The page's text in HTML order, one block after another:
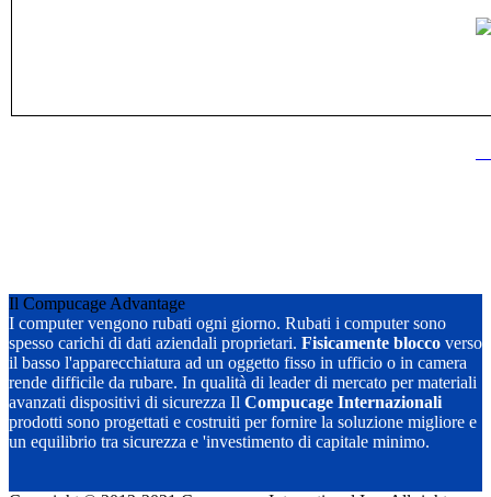
Il Compucage Advantage
I computer vengono rubati ogni giorno. Rubati i computer sono
spesso carichi di dati aziendali proprietari. Fisicamente blocco verso
il basso l'apparecchiatura ad un oggetto fisso in ufficio o in camera
rende difficile da rubare. In qualità di leader di mercato per materiali
avanzati dispositivi di sicurezza Il Compucage Internazionali
prodotti sono progettati e costruiti per fornire la soluzione migliore e
un equilibrio tra sicurezza e 'investimento di capitale minimo.